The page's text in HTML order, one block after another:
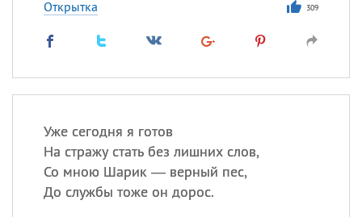
Открытка 309
Уже сегодня я готов
На стражу стать без лишних слов,
Со мною Шарик — верный пес,
До службы тоже он дорос.